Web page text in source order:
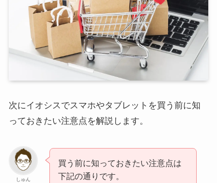
次にイオシスでスマホやタブレットを買う前に知
っておきたい注意点を解説します。
しゅん
買う前に知っておきたい注意点は
下記の通りです。